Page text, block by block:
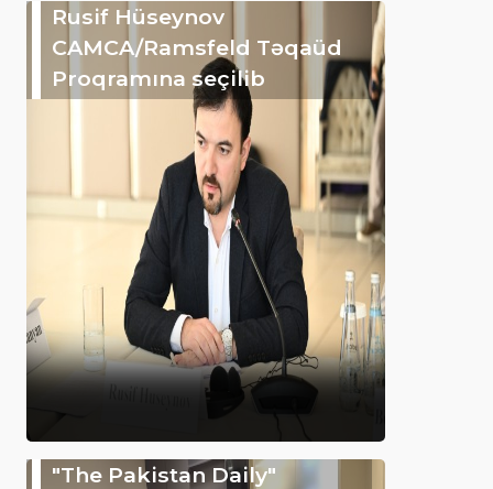
Rusif Hüseynov
CAMCA/Ramsfeld Təqaüd
Proqramına seçilib
"The Pakistan Daily"